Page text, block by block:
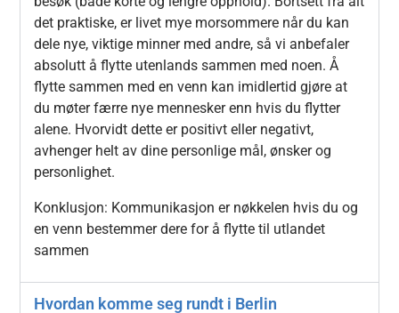
det praktiske, er livet mye morsommere når du kan
dele nye, viktige minner med andre, så vi anbefaler
absolutt å flytte utenlands sammen med noen. Å
flytte sammen med en venn kan imidlertid gjøre at
du møter færre nye mennesker enn hvis du flytter
alene. Hvorvidt dette er positivt eller negativt,
avhenger helt av dine personlige mål, ønsker og
personlighet.
Konklusjon: Kommunikasjon er nøkkelen hvis du og
en venn bestemmer dere for å flytte til utlandet
sammen
Hvordan komme seg rundt i Berlin